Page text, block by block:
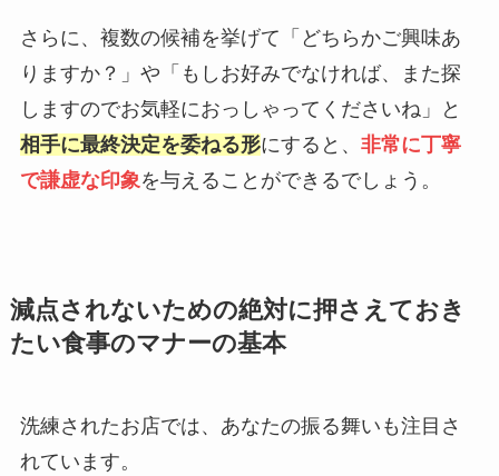
さらに、複数の候補を挙げて「どちらかご興味あ
りますか？」や「もしお好みでなければ、また探
しますのでお気軽におっしゃってくださいね」と
相手に最終決定を委ねる形にすると、 非常に丁寧
で謙虚な印象 を与えることができるでしょう。
減点されないための絶対に押さえておき
たい食事のマナーの基本
洗練されたお店では、あなたの振る舞いも注目さ
れています。